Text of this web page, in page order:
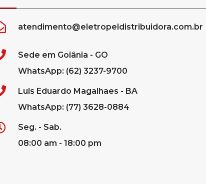
atendimento@eletropeldistribuidora.com.br
Sede em Goiânia - GO
WhatsApp: (62) 3237-9700
Luís Eduardo Magalhães - BA
WhatsApp: (77) 3628-0884
Seg. - Sab.
08:00 am - 18:00 pm